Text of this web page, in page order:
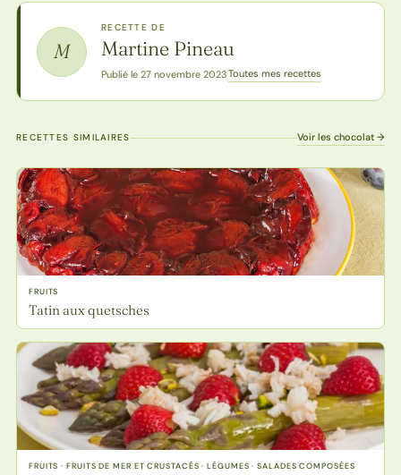
M
RECETTE DE
Martine Pineau
Publié le 27 novembre 2023·Toutes mes recettes
RECETTES SIMILAIRES Voir les chocolat →
FRUITS
Tatin aux quetsches
FRUITS · FRUITS DE MER ET CRUSTACÉS · LÉGUMES · SALADES COMPOSÉES